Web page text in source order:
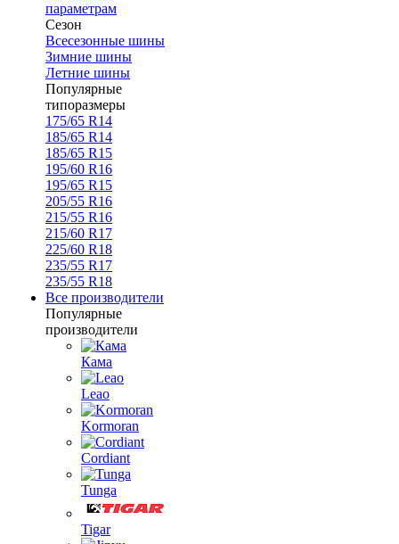
параметрам
Сезон
Всесезонные шины
Зимние шины
Летние шины
Популярные
типоразмеры
175/65 R14
185/65 R14
185/65 R15
195/60 R16
195/65 R15
205/55 R16
215/55 R16
215/60 R17
225/60 R18
235/55 R17
235/55 R18
Все производители
Популярные
производители
Кама
Leao
Kormoran
Cordiant
Tunga
Tigar